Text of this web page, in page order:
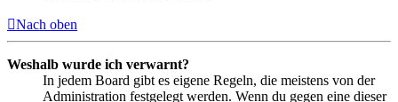
Nach oben
Weshalb wurde ich verwarnt?
In jedem Board gibt es eigene Regeln, die meistens von der
Administration festgelegt werden. Wenn du gegen eine dieser